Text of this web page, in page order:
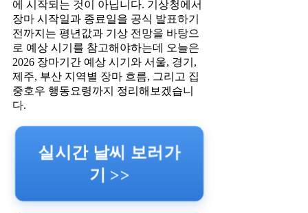
에 시작되는 것이 아닙니다. 기상청에서
장마 시작일과 종료일을 공식 발표하기
전까지는 평년값과 기상 전망을 바탕으
로 예상 시기를 참고해야하는데 오늘은
2026 장마기간 예상 시기와 서울, 경기,
제주, 부산 지역별 장마 흐름, 그리고 집
중호우 행동요령까지 정리해보겠습니
다.
실시간 날씨 보러가
기 >>